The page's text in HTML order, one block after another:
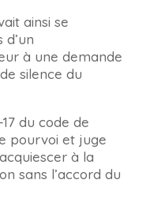
ainsi se
à une demande
silence du
du code de
pourvoi et juge
à la
sans l’accord du